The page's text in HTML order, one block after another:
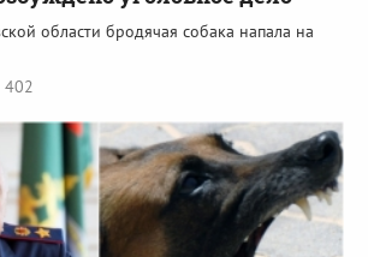
области бродячая собака напала на
402